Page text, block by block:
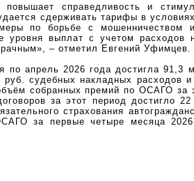
справедливость и
сдерживать тарифы в
по борьбе с мошенничеством и
уровня выплат с учетом
– отметил Евгений Уфимцев.
апрель 2026 года достигла 91,3
судебных накладных расходов
собранных премий по ОСАГО за
за этот период достигло
страхования
за первые четыре месяца